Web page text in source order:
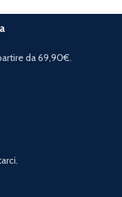
da 69,90€.